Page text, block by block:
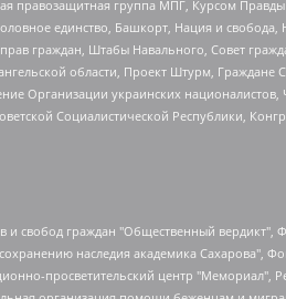
группа МПГ, Курсом
единство, Башкорт, Нация и
Штабы Навального, Совет
области, Проект Штурм, Граждане
Организации украинских националистов,
Социалистической Республики,
"ЗП", Иванова София Юрьевна, Карезина Инна Павловна, Кильтау Екатерина Викторовна, Петров Алексей Викторович, Пискунов Сергей Евгеньевич, Смирнов Сергей Сергеевич, Тихонов Михаил Сергеевич, Общество с ограниченной ответственностью "ЖУРНАЛИСТ-ИНОСТРАННЫЙ АГЕНТ", Арапова Галина Юрьевна, Вольтская Татьяна Анатольевна, Американская компания "Mason G.E.S. Anonymous Foundation" (США), являющаяся владельцем интернет-издания https://mnews.world/, Компания "Stichting Bellingcat", зарегистрированная в Нидерландах (дата регистрации 11.07.2018), Захаров Андрей Вячеславович, Клепиковская Екатерина Дмитриевна, Общество с ограниченной ответственностью "МЕМО", Перл Роман Александрович, Симонов Евгений Алексеевич, Соловьева Елена Анатольевна, Сотников Даниил Владимирович, Сурначева Елизавета Дмитриевна, Автономная некоммерческая организация по защите прав человека и информированию населения "Якутия – Наше Мнение", Общество с ограниченной ответственностью "Москоу диджитал медиа", с 26.01.2023 Общество с ограниченной ответственностью "Чайка Белые сады", Ветошкина Валерия Валерьевна, Заговора Максим Александрович, Межрегиональное общественное движение "Российская ЛГБТ - сеть", Оленичев Максим Владимирович, Павлов Иван Юрьевич, Скворцова Елена Сергеевна, Общество с ограниченной ответственностью "Как бы инагент", Кочетков Игорь Викторович, Общество с ограниченной ответственностью "Честные выборы", Еланчик Олег Александрович, Общество с ограниченной ответственностью "Нобелевский призыв", Гималова Регина Эмилевна, Григорьев Андрей Валерьевич, Григорьева Алина Александровна, Ассоциация по содействию защите прав призывников, альтернативнослужащих и военнослужащих "Правозащитная группа "Гражданин.Армия.Право", Хисамова Регина Фаритовна, Автономная некоммерческая организация по реализации социально-правовых программ